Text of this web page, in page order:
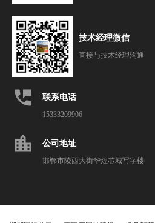
技术经理微信
直接与技术经理沟通
perm_phone_msg 联系电话
15333209906
location_city 公司地址
邯郸市陵西大街华煌芯城写字楼